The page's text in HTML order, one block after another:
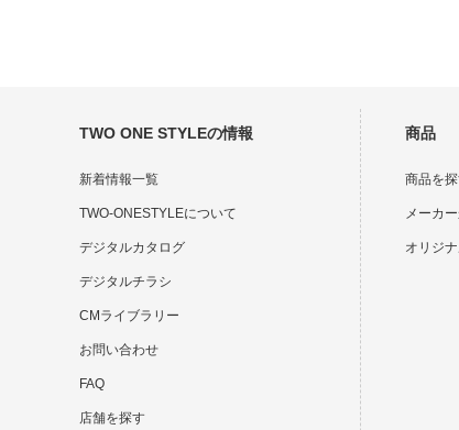
TWO ONE STYLEの情報
新着情報一覧
TWO-ONESTYLEについて
デジタルカタログ
デジタルチラシ
CMライブラリー
お問い合わせ
FAQ
店舗を探す
商品
商品を
メーカ
オリジ